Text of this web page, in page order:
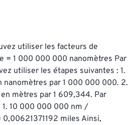
utiliser les facteurs de
= 1 000 000 000 nanomètres Par
utiliser les étapes suivantes : 1.
par 1 000 000 000. 2.
mètres par 1 609,344. Par
10 000 000 000 nm /
miles Ainsi,